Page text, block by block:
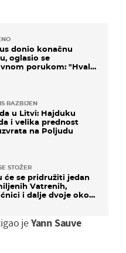
donio konačnu
oglasio se
porukom: "Hvala
RAZBIJEN
u Litvi: Hajduku
i velika prednost
na Poljudu
STOŽER
će se pridružiti jedan
Vatrenih,
i dalje dvoje oko
jeYann Sauve